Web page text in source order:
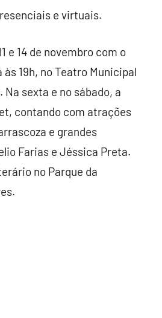
e virtuais.
e 14 de novembro com o
19h, no Teatro Municipal
sexta e no sábado, a
contando com atrações
e grandes
Farias e Jéssica Preta.
no Parque da